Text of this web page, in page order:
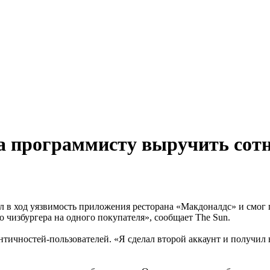
выручить
ход уязвимость приложения ресторана «Макдоналдс» и
на одного покупателя», сообщает The Sun.
пользователей. «Я сделал второй аккаунт и